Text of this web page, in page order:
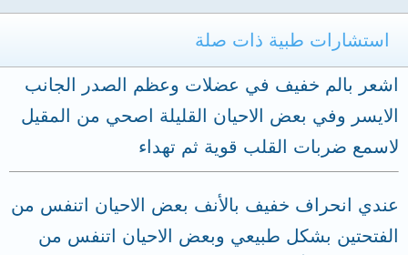
استشارات طبية ذات صلة
اشعر بالم خفيف في عضلات وعظم الصدر الجانب
الايسر وفي بعض الاحيان القليلة اصحي من المقيل
لاسمع ضربات القلب قوية ثم تهداء
عندي انحراف خفيف بالأنف بعض الاحيان اتنفس من
الفتحتين بشكل طبيعي وبعض الاحيان اتنفس من